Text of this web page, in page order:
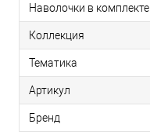
Наволочки в комплекте
Коллекция
Тематика
Артикул
Бренд